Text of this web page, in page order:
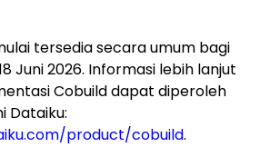
tersedia secara umum bagi
Juni 2026. Informasi lebih lanjut
Cobuild dapat diperoleh
Dataiku:
product/cobuild.